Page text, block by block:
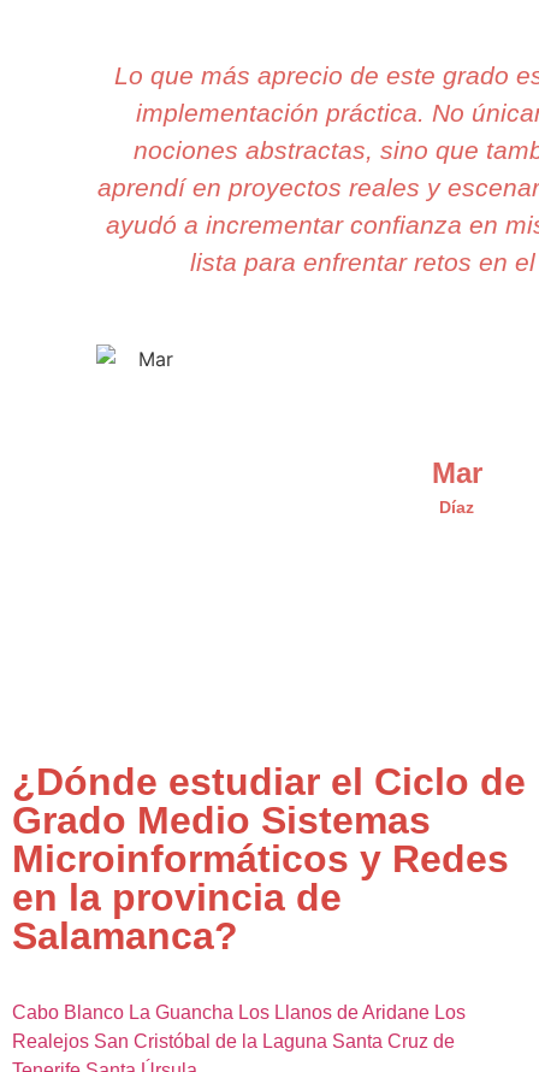
Lo que más aprecio de este grado
implementación práctica. No
nociones abstractas, sino que
aprendí en proyectos reales y
ayudó a incrementar confianza en
lista para enfrentar retos en
Mar
Díaz
¿Dónde estudiar el Ciclo de
Grado Medio Sistemas
Microinformáticos y Redes
en la provincia de
Salamanca?
Cabo Blanco La Guancha Los Llanos de Aridane Los
Realejos San Cristóbal de la Laguna Santa Cruz de